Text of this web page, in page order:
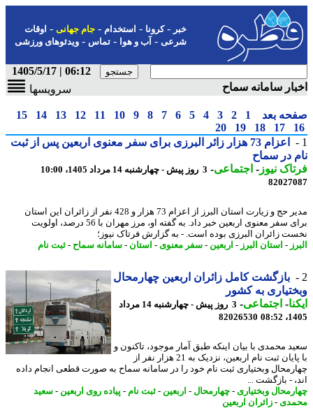
-کرونا-استخدام- جام جهانی-اوقات
شرعی-آب و هوا-تماس-ویدئوهای ورزشی
06:12 | 1405/5/17
سامانه سماح
سرویسها
بعد 1
2
3
4
5
6
7
8
9
10
11
12
13
14
15
17
18
19
20
اعزام 73 هزار زائر البرزی برای سفر معنوی اربعین پس از ثبت
در سماح
نیوز-اجتماعی-3 روز پیش - چهارشنبه 14 مرداد 1405، 10:00
مدیر حج و زیارت استان البرز از اعزام 73 هزار و 428 نفر از زائران این استان
برای سفر معنوی اربعین خبر داد. به گفته او، مرز مهران با 56 درصد، اولویت
زائران البرزی بوده است. - به گزارش فرتاک نیوز؛
-استان البرز -اربعین -سفر معنوی-استان-سامانه سماح-ثبت نام
بازگشت کامل زائران اربعین چهارمحال
به کشور
-اجتماعی-
3 روز پیش - چهارشنبه 14 مرداد
82026530
محمدی با بیان اینکه طبق آمار موجود، تاکنون و
با پایان ثبت نام اربعین، نزدیک به 21 هزار نفر از
وبختیاری ثبت نام خود را در سامانه سماح به صورت قطعی انجام داده
- بازگشت ...
وبختیاری- چهارمحال-اربعین -ثبت نام-پیاده روی اربعین -سعید
-زائران اربعین